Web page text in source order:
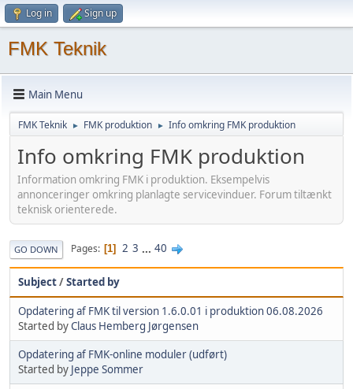
Log in Sign up
FMK Teknik
Main Menu
FMK Teknik ► FMK produktion ► Info omkring FMK produktion
Info omkring FMK produktion
Information omkring FMK i produktion. Eksempelvis
annonceringer omkring planlagte servicevinduer. Forum tiltænkt
teknisk orienterede.
GO DOWN Pages 1 2 3 ... 40
Subject/Started by
Opdatering af FMK til version 1.6.0.01 i produktion 06.08.2026
Started byClaus Hemberg Jørgensen
Opdatering af FMK-online moduler (udført)
Started by Jeppe Sommer